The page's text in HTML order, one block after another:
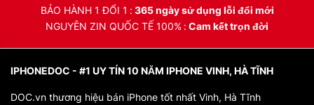
BẢO HÀNH 1 ĐỔI 1
365 ngày sử dụng lỗi đổi mới
NGUYÊN ZIN QUỐC TẾ 100% Cam kết trọn đời
IPHONEDOC - #1 UY TÍN 10 NĂM IPHONE VINH, HÀ TĨNH
DOC.vn thương hiệu bán iPhone tốt nhất Vinh, Hà Tĩnh